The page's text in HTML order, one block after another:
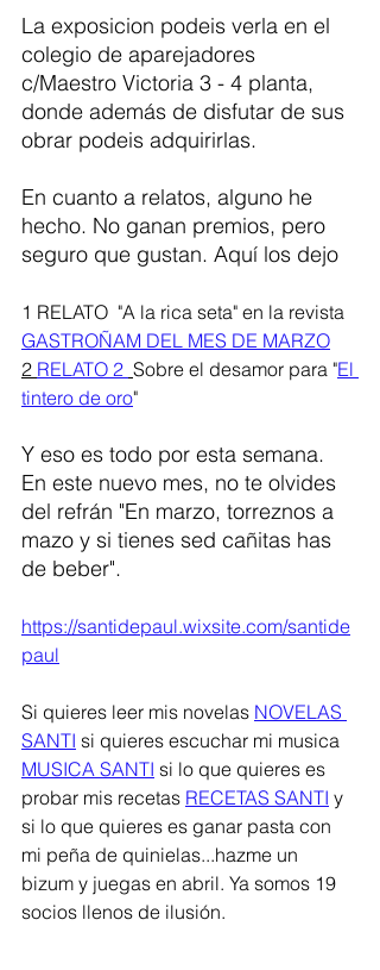
La exposicion podeis verla en el
colegio de aparejadores
c/Maestro Victoria 3 - 4 planta,
donde además de disfutar de sus
obrar podeis adquirirlas.
En cuanto a relatos, alguno he
hecho. No ganan premios, pero
seguro que gustan. Aquí los dejo
1 RELATO  "A la rica seta" en la revista
GASTROÑAM DEL MES DE MARZO
2 RELATO 2 Sobre el desamor para "El
tintero de oro"
Y eso es todo por esta semana.
En este nuevo mes, no te olvides
del refrán "En marzo, torreznos a
mazo y si tienes sed cañitas has
de beber".
https://santidepaul.wixsite.com/santide
paul
Si quieres leer mis novelas NOVELAS
SANTI si quieres escuchar mi musica
MUSICA SANTI si lo que quieres es
probar mis recetas RECETAS SANTI y
si lo que quieres es ganar pasta con
mi peña de quinielas...hazme un
bizum y juegas en abril. Ya somos 19
socios llenos de ilusión.